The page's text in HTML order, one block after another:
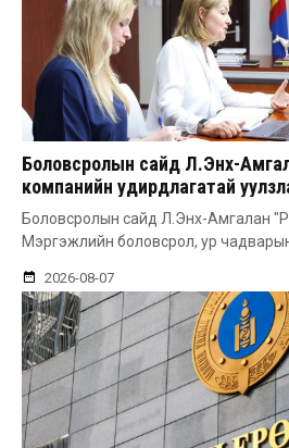
Боловсролын сайд Л.Энх-
компанийн удирдлагатай
Боловсролын сайд Л.Энх-Амгалан
Мэргэжлийн боловсрол, ур
2026-08-07